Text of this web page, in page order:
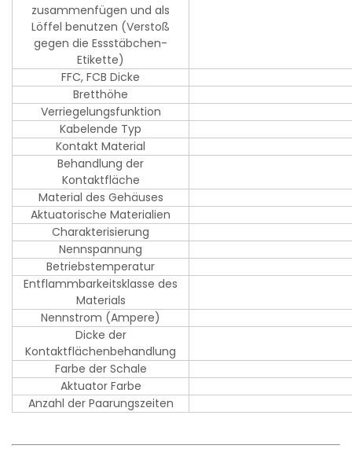
zusammenfügen und als
Löffel benutzen (Verstoß
gegen die Essstäbchen-
Etikette)
FFC, FCB Dicke
Bretthöhe
Verriegelungsfunktion
Kabelende Typ
Kontakt Material
Behandlung der
Kontaktfläche
Material des Gehäuses
Aktuatorische Materialien
Charakterisierung
Nennspannung
Betriebstemperatur
Entflammbarkeitsklasse des
Materials
Nennstrom (Ampere)
Dicke der
Kontaktflächenbehandlung
Farbe der Schale
Aktuator Farbe
Anzahl der Paarungszeiten